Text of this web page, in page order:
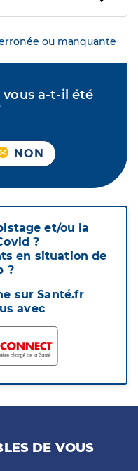
ou manquante
a-t-il été
NON
et/ou la
?
en situation de
?
sur Santé.fr
avec
DE VOUS